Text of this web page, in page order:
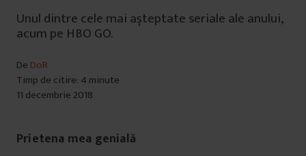
Unul dintre cele mai așteptate seriale ale anului,
acum pe HBO GO.
De DoR
Timp de citire: 4 minute
11 decembrie 2018
Prietena mea genială